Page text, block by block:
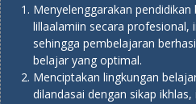
Menyelenggarakan
lillaalamiin secara
sehingga pembelajaran
belajar yang optimal.
Menciptakan lingkungan
dilandasai dengan sikap